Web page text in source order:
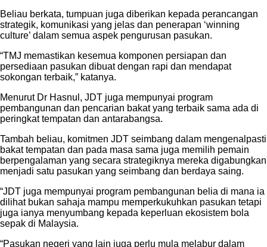
Beliau berkata, tumpuan juga diberikan kepada perancangan
strategik, komunikasi yang jelas dan penerapan ‘winning
culture’ dalam semua aspek pengurusan pasukan.
“TMJ memastikan kesemua komponen persiapan dan
persediaan pasukan dibuat dengan rapi dan mendapat
sokongan terbaik,” katanya.
Menurut Dr Hasnul, JDT juga mempunyai program
pembangunan dan pencarian bakat yang terbaik sama ada di
peringkat tempatan dan antarabangsa.
Tambah beliau, komitmen JDT seimbang dalam mengenalpasti
bakat tempatan dan pada masa sama juga memilih pemain
berpengalaman yang secara strategiknya mereka digabungkan
menjadi satu pasukan yang seimbang dan berdaya saing.
“JDT juga mempunyai program pembangunan belia di mana ia
dilihat bukan sahaja mampu memperkukuhkan pasukan tetapi
juga ianya menyumbang kepada keperluan ekosistem bola
sepak di Malaysia.
“Pasukan negeri yang lain juga perlu mula melabur dalam